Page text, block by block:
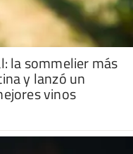
la sommelier más
y lanzó un
vinos